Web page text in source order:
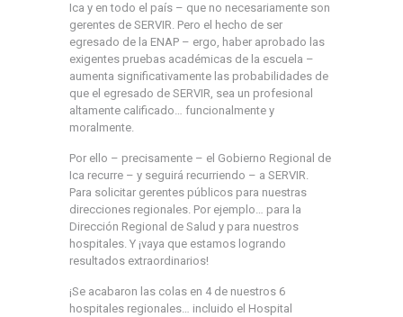
Ica y en todo el país – que no necesariamente son
gerentes de SERVIR. Pero el hecho de ser
egresado de la ENAP – ergo, haber aprobado las
exigentes pruebas académicas de la escuela –
aumenta significativamente las probabilidades de
que el egresado de SERVIR, sea un profesional
altamente calificado… funcionalmente y
moralmente.
Por ello – precisamente – el Gobierno Regional de
Ica recurre – y seguirá recurriendo – a SERVIR.
Para solicitar gerentes públicos para nuestras
direcciones regionales. Por ejemplo… para la
Dirección Regional de Salud y para nuestros
hospitales. Y ¡vaya que estamos logrando
resultados extraordinarios!
¡Se acabaron las colas en 4 de nuestros 6
hospitales regionales… incluido el Hospital